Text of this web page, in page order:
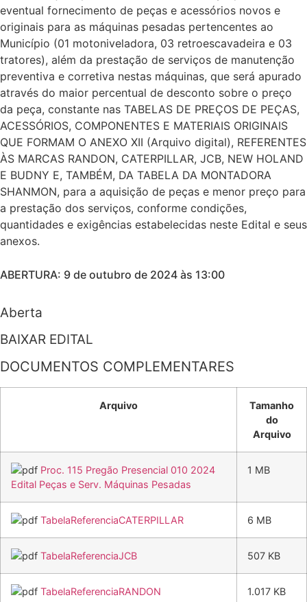
eventual fornecimento de peças e acessórios novos e
originais para as máquinas pesadas pertencentes ao
Município (01 motoniveladora, 03 retroescavadeira e 03
tratores), além da prestação de serviços de manutenção
preventiva e corretiva nestas máquinas, que será apurado
através do maior percentual de desconto sobre o preço
da peça, constante nas TABELAS DE PREÇOS DE PEÇAS,
ACESSÓRIOS, COMPONENTES E MATERIAIS ORIGINAIS
QUE FORMAM O ANEXO XII (Arquivo digital), REFERENTES
ÀS MARCAS RANDON, CATERPILLAR, JCB, NEW HOLAND
E BUDNY E, TAMBÉM, DA TABELA DA MONTADORA
SHANMON, para a aquisição de peças e menor preço para
a prestação dos serviços, conforme condições,
quantidades e exigências estabelecidas neste Edital e seus
anexos.
ABERTURA: 9 de outubro de 2024 às 13:00
Aberta
BAIXAR EDITAL
DOCUMENTOS COMPLEMENTARES
Arquivo
Tamanho
do
Arquivo
Proc. 115 Pregão Presencial 010 2024
Edital Peças e Serv. Máquinas Pesadas
1 MB
TabelaReferenciaCATERPILLAR 6 MB
TabelaReferenciaJCB 507 KB
TabelaReferenciaRANDON 1.017 KB